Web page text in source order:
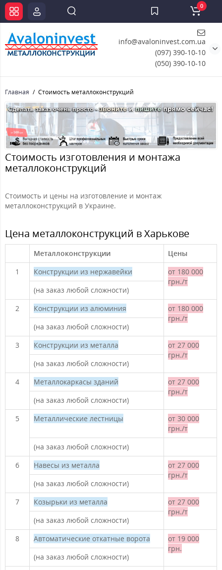
info@avaloninvest.com.ua
(097) 390-10-10
(050) 390-10-10
0
Главная Стоимость металлоконструкций
Стоимость изготовления и монтажа
металлоконструкций
Стоимость и цены на изготовление и монтаж
металлоконструкций в Украине.
Цена металлоконструкций в Харькове
Металлоконструкции
Цены
1
Конструкции из нержавейки
от 180 000
грн./т
(на заказ любой сложности)
2
Конструкции из алюминия
от 180 000
грн./т
(на заказ любой сложности)
3
Конструкции из металла
от 27 000
грн./т
(на заказ любой сложности)
4
Металлокаркасы зданий
от 27 000
грн./т
(на заказ любой сложности)
5
Металлические лестницы
от 30 000
грн./т
(на заказ любой сложности)
6
Навесы из металла
от 27 000
грн./т
(на заказ любой сложности)
7
Козырьки из металла
от 27 000
грн./т
(на заказ любой сложности)
8
Автоматические откатные ворота
от 19 000
грн.
(на заказ любой сложности)